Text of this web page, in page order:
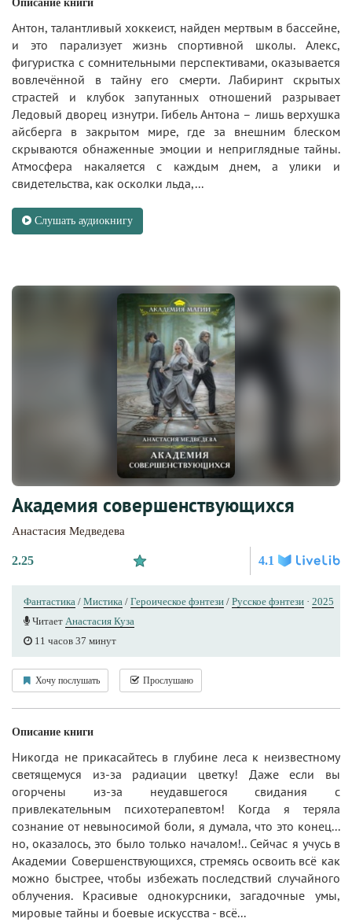
Описание книги
Антон, талантливый хоккеист, найден мертвым в бассейне,
и это парализует жизнь спортивной школы. Алекс,
фигуристка с сомнительными перспективами, оказывается
вовлечённой в тайну его смерти. Лабиринт скрытых
страстей и клубок запутанных отношений разрывает
Ледовый дворец изнутри. Гибель Антона – лишь верхушка
айсберга в закрытом мире, где за внешним блеском
скрываются обнаженные эмоции и неприглядные тайны.
Атмосфера накаляется с каждым днем, а улики и
свидетельства, как осколки льда,...
Слушать аудиокнигу
Академия совершенствующихся
Анастасия Медведева
2.25 4.1
Фантастика / Мистика / Героическое фэнтези / Русское фэнтези · 2025
Читает Анастасия Куза
11 часов 37 минут
Хочу послушать Прослушано
Описание книги
Никогда не прикасайтесь в глубине леса к неизвестному
светящемуся из-за радиации цветку! Даже если вы
огорчены из-за неудавшегося свидания с
привлекательным психотерапевтом! Когда я теряла
сознание от невыносимой боли, я думала, что это конец...
но, оказалось, это было только началом!.. Сейчас я учусь в
Академии Совершенствующихся, стремясь освоить всё как
можно быстрее, чтобы избежать последствий случайного
облучения. Красивые однокурсники, загадочные умы,
мировые тайны и боевые искусства - всё...